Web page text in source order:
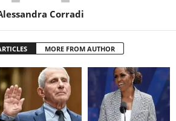
Corradi
MORE FROM AUTHOR